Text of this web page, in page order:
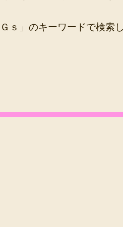
ｓ 」のキーワードで検索